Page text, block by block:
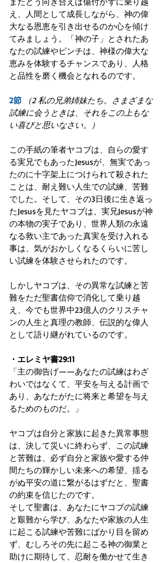
え、人間として成長しながら、神の偉
大なる恩恵を引き出せるのか心を傾け
てみましょう。「神の子」とされたあ
なたの試練やピンチは、神様の偉大な
恵みを体験するチャンスであり、人格
と品性を磨く機会となれるのです。
2節
（2 私の兄弟姉妹たち。さまざまな
試練に会うときは、それをこの上もな
い喜びと思いなさい。）
この手紙の筆者ヤコブは、自らの愛す
る実兄でもあったJesusが、無実であっ
たのに十字架上につけられて殺された
ことは、耐え難い人生での試練、苦難
でした。そして、その3日後に生き返っ
たJesusを見たヤコブは、実兄Jesusが神
の本物の実子であり、世界人類の永遠
なる救い主であった真実を受け入れる
事は、気がおかしくなるくらいに苦し
い試練を体験させられたのです。
しかしヤコブは、その異常な試練と苦
難をただ聖書信仰で消化して乗り越
え、今でも世界中23億人のクリスチャ
ンの人生と真理の教師、伝説的な偉人
として語り継がれているのです。
・エレミヤ書29:11
「主の御告げ——あなたの試練はわざ
わいではなくて、平安を与える計画で
あり、あなたがたに将来と希望を与え
るためのものだ。」
ヤコブは自分と家族に起きた異常事態
は、決して災いに終わらず、この試練
と苦難は、必ず自分と家族や愛する仲
間たちの輝かしい未来への希望、揺る
がぬ平安の道に繋がるはずだと、聖書
の約束を信じたのです。
そして聖書は、あなたにヤコブの試練
と艱難から学び、あなたや家族の人生
に起こる試練や苦難にばかり目を留め
ず、むしろその先に起こる神の御業と
助けに期待して、忍耐を働かせて生き